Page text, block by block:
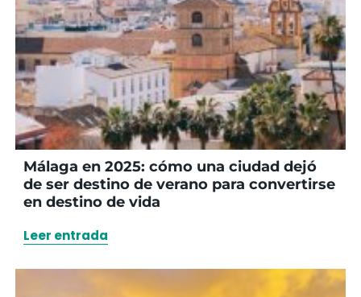
Málaga en 2025: cómo una ciudad dejó
de ser destino de verano para convertirse
en destino de vida
Leer entrada